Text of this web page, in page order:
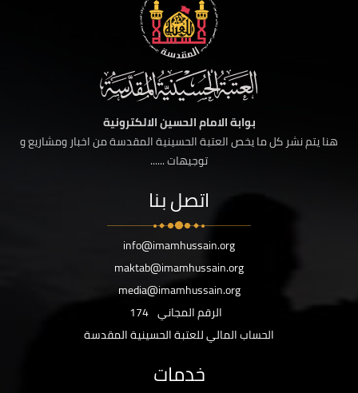
بوابة الامام الحسين الالكترونية
هنا يتم نشر كل ما يخص العتبة الحسينية المقدسة من اخبار ومشاريع و
توجيهات ......
اتصل بنا
info@imamhussain.org
maktab@imamhussain.org
media@imamhussain.org
الرقم المجاني 174
الحساب المالي للعتبة الحسينية المقدسة
خدمات